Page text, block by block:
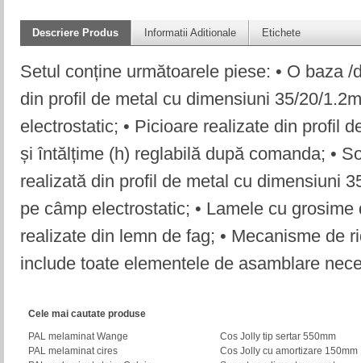
Descriere Produs Informatii Aditionale Etichete
Setul conține următoarele piese: • O baza
din profil de metal cu dimensiuni 35/20/
electrostatic; • Picioare realizate din profil
și întălțime (h) reglabilă după comanda; •
realizată din profil de metal cu dimensiuni
pe câmp electrostatic; • Lamele cu
realizate din lemn de fag; • Mecanisme de
include toate elementele de asamblare
Cele mai cautate produse
PAL melaminat Wange
Cos Jolly tip sertar 550mm
PAL melaminat cires
Cos Jolly cu amortizare 150mm